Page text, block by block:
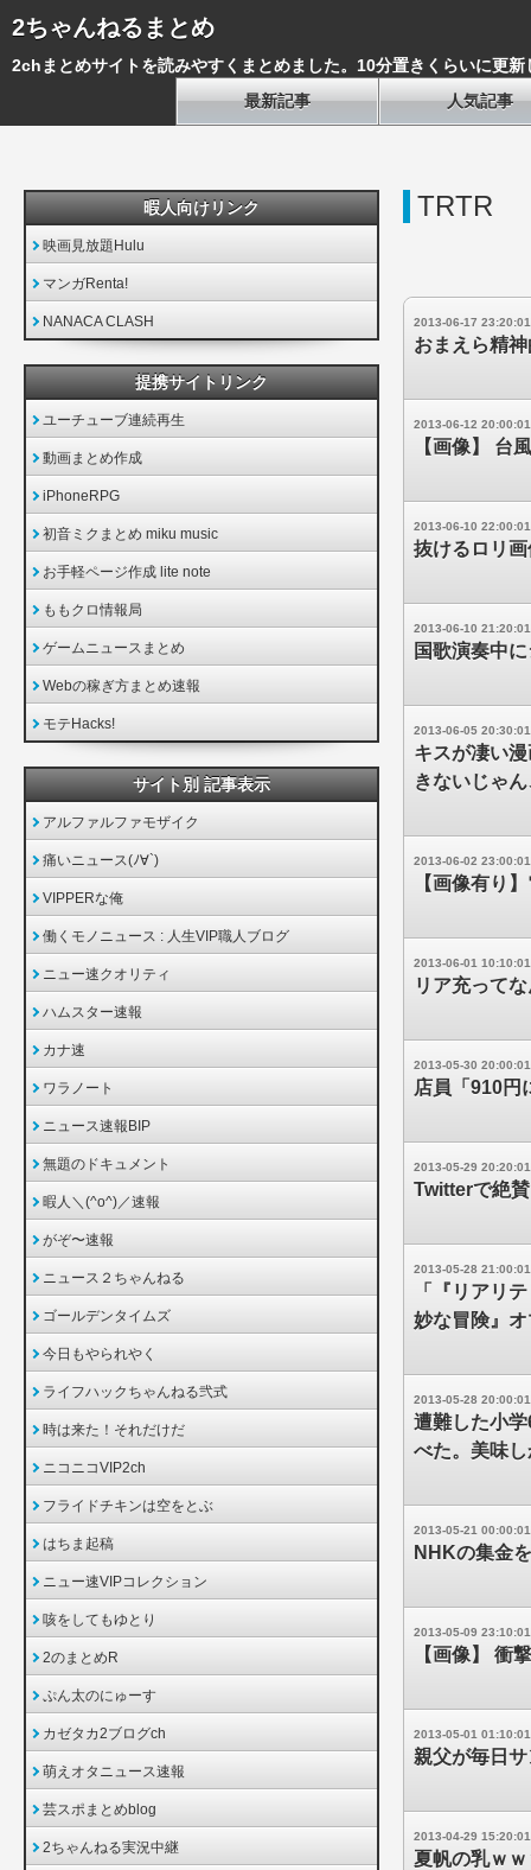
2ちゃんねるまとめ
2chまとめサイトを読みやすくまとめました。10分置きくらいに更新
最新記事
人気記事
TRTR
2013-06-17 23:20:01
おまえら精
2013-06-12 20:00:01
【画像】 台
2013-06-10 22:00:01
抜けるロリ画
2013-06-10 21:20:01
国歌演奏中
2013-06-05 20:30:01
キスが凄い
きないじゃ
2013-06-02 23:00:01
【画像有り
2013-06-01 10:10:01
リア充って
2013-05-30 20:00:01
店員「910円
2013-05-29 20:20:01
Twitterで絶
2013-05-28 21:00:01
「『リアリ
妙な冒険』
2013-05-28 20:00:01
遭難した小
べた。美味
2013-05-21 00:00:01
NHKの集金
2013-05-09 23:10:01
【画像】 衝
2013-05-01 01:10:01
親父が毎日
2013-04-29 15:20:01
夏帆の乳ｗｗ
暇人向けリンク
映画見放題Hulu
マンガRenta!
NANACA CLASH
提携サイトリンク
ユーチューブ連続再生
動画まとめ作成
iPhoneRPG
初音ミクまとめ miku music
お手軽ページ作成 lite note
ももクロ情報局
ゲームニュースまとめ
Webの稼ぎ方まとめ速報
モテHacks!
サイト別 記事表示
アルファルファモザイク
痛いニュース(ﾉ∀`)
VIPPERな俺
働くモノニュース : 人生VIP職人ブログ
ニュー速クオリティ
ハムスター速報
カナ速
ワラノート
ニュース速報BIP
無題のドキュメント
暇人＼(^o^)／速報
がぞ〜速報
ニュース２ちゃんねる
ゴールデンタイムズ
今日もやられやく
ライフハックちゃんねる弐式
時は来た！それだけだ
ニコニコVIP2ch
フライドチキンは空をとぶ
はちま起稿
ニュー速VIPコレクション
咳をしてもゆとり
2のまとめR
ぷん太のにゅーす
カゼタカ2ブログch
萌えオタニュース速報
芸スポまとめblog
2ちゃんねる実況中継